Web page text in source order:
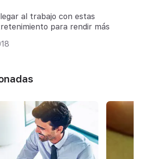
al trabajo con estas
para rendir más